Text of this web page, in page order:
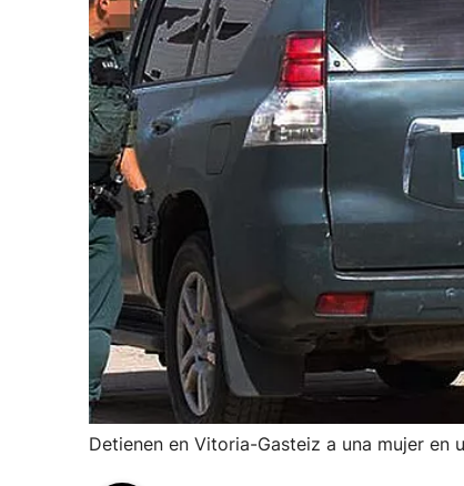
Detienen en Vitoria-Gasteiz a una mujer